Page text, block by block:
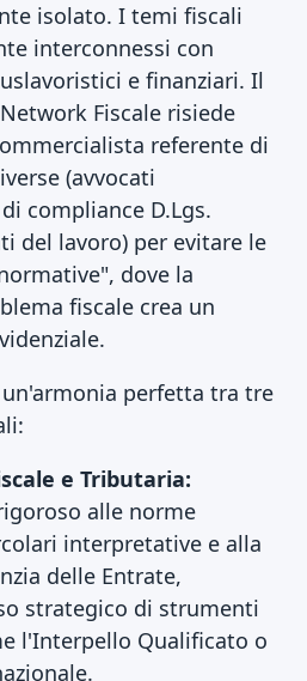
isolato. I temi fiscali
interconnessi con
e finanziari. Il
Fiscale risiede
referente di
(avvocati
compliance D.Lgs.
del lavoro) per evitare le
dove la
fiscale crea un
perfetta tra tre
e Tributaria:
alle norme
interpretative e alla
delle Entrate,
strategico di strumenti
l'Interpello Qualificato o